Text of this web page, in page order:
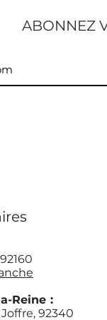
ABONNEZ
Reine :
92340